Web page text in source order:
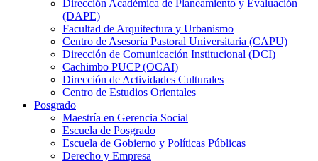
Dirección Académica de Planeamiento y Evaluación
(DAPE)
Facultad de Arquitectura y Urbanismo
Centro de Asesoría Pastoral Universitaria (CAPU)
Dirección de Comunicación Institucional (DCI)
Cachimbo PUCP (OCAI)
Dirección de Actividades Culturales
Centro de Estudios Orientales
Posgrado
Maestría en Gerencia Social
Escuela de Posgrado
Escuela de Gobierno y Políticas Públicas
Derecho y Empresa